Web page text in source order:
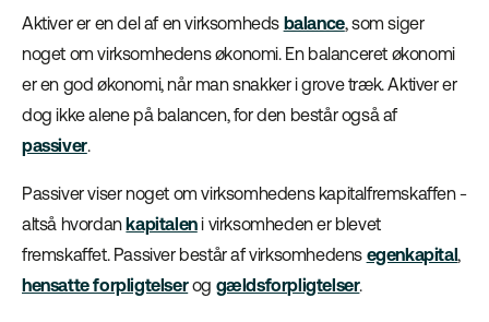
Aktiver er en del af en virksomheds balance, som siger
noget om virksomhedens økonomi. En balanceret økonomi
er en god økonomi, når man snakker i grove træk. Aktiver er
dog ikke alene på balancen, for den består også af
passiver.
Passiver viser noget om virksomhedens kapitalfremskaffen -
altså hvordankapitaleni virksomheden er blevet
fremskaffet. Passiver består af virksomhedens egenkapital,
hensatte forpligtelserog gældsforpligtelser.